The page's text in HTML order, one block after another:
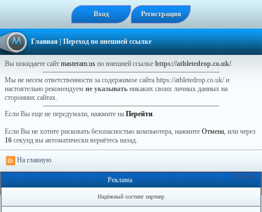
Вход Регистрация
Главная| Переход по внешней ссылке
Вы покидаете сайт masteram.us по внешней ссылке https://athletedrop.co.uk/.
Мы не несем ответственности за содержимое сайта https://athletedrop.co.uk/ и
настоятельно рекомендуем не указывать никаких своих личных данных на
сторонних сайтах.
Если Вы еще не передумали, нажмите на Перейти.
Если Вы не хотите рисковать безопасностью компьютера, нажмите Отмена, или через
16 секунд вы автоматически вернётесь назад.
На главную
Онлайн: 2
Реклама
Надёжный хостинг партнер